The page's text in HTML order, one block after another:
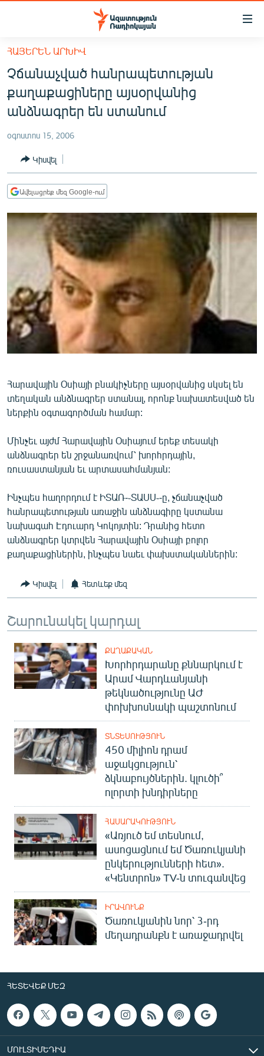
Մատչելիության
հիմնական
բովանդակությանը
հիմնական
մենյուին
ՀԱՅԱՍՏԱՆ
ՔԱՂԱՔԱԿԱՆ
ՀԱՍԱՐԱԿՈՒԹՅՈՒՆ
ՏՆՏԵՍՈՒԹՅՈՒՆ
ՂԱՐԱԲԱՂ
ՊԱՏԵՐԱԶՄԻ 6 ՇԱԲԱԹՆԵՐԸ
ՏԱՐԱԾԱՇՐՋԱՆ
ՄԻՋԱԶԳԱՅԻՆ
ՄՇԱԿՈՒՅԹ
ՍՊՈՐՏ
ՄԵԿՆԱԲԱՆՈՒԹՅՈՒՆ
ԿՈՐՈՆԱՎԻՐՈՒՍ
ԱՐԽԻՎ
ԲԱՆԱՎԵՃ
ՁԳՏԵԼՈՎ ԼԱՎԱԳՈՒՅՆԻՆ
Հայերեն
English
Русский
ՀԵՏԵՎԵՔ ՄԵԶ
«Ազատության» բոլոր կայքերը
ՀԱՅԵՐԵՆ ԱՐԽԻՎ
Չճանաչված հանրապետության
քաղաքացիները այսօրվանից
անձնագրեր են ստանում
օգոստոս 15, 2006
Կիսվել
Ավելացրեք մեզ Google-ում
Հարավային Օսիայի բնակիչները այսօրվանից սկսել են
տեղական անձնագրեր ստանալ, որոնք նախատեսված են
ներքին օգտագործման համար:
Մինչեւ այժմ Հարավային Օսիայում երեք տեսակի
անձնագրեր են շրջանառվում՝ խորհրդային,
ռուսաստանյան եւ արտասահմանյան:
Ինչպես հաղորդում է ԻՏԱՌ-֊ՏԱՍՍ֊-ը, չճանաչված
հանրապետության առաջին անձնագիրը կստանա
նախագահ Էդուարդ Կոկոյտին: Դրանից հետո
անձնագրեր կտրվեն Հարավային Օսիայի բոլոր
քաղաքացիներին, ինչպես նաեւ փախստականներին:
Կիսվել Հետևեք մեզ
Շարունակել կարդալ
ՔԱՂԱՔԱԿԱՆ
Խորհրդարանը քննարկում է
Արամ Վարդևանյանի
թեկնածությունը ԱԺ
փոխխոսնակի պաշտոնում
ՏՆՏԵՍՈՒԹՅՈՒՆ
450 միլիոն դրամ
աջակցություն՝
ձկնաբույծներին. կլուծի՞
ոլորտի խնդիրները
ՀԱՍԱՐԱԿՈՒԹՅՈՒՆ
«Առյուծ եմ տեսնում,
ասոցացնում եմ Ծառուկյանի
ընկերությունների հետ».
«Կենտրոն» TV-ն տուգանվեց
ԻՐԱՎՈՒՆՔ
Ծառուկյանին նոր՝ 3-րդ
մեղադրանքն է առաջադրվել
ՀԵՏԵՎԵՔ ՄԵԶ
ՄՈՒԼՏԻՄԵԴԻԱ